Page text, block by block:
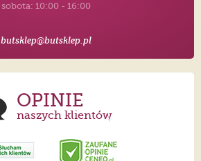
sobota: 10:00 - 16:00
butsklep@butsklep.pl
OPINIE
naszych klientów